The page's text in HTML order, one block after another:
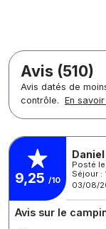
Avis (510)
Avis datés de
contrôle. En
9,25 /10
Daniel
Posté
Séjour :
03/08/
Avis sur le